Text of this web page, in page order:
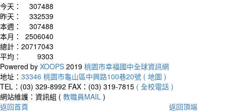
今天：
307488
昨天：
332539
本週：
307488
本月：
2506040
總計： 20717043
平均：
9303
Powered by XOOPS 2019 桃園市幸福國中全球資訊網
地址： 33346 桃園市龜山區中興路100巷20號 ( 地圖 )
TEL：(03) 329-8992 FAX：(03) 319-7815 ( 全校電話 )
網站維護：資訊組 ( 教職員MAIL )
返回首頁
返回頂端